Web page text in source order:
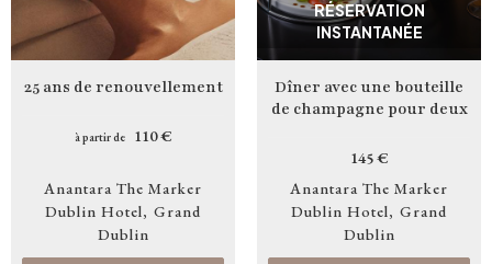
25 ans de renouvellement
à partir de 110 €
Anantara The Marker
Dublin Hotel
Grand
Dublin
RÉSERVATION
INSTANTANÉE
Dîner avec une bouteille
de champagne pour deux
145 €
Anantara The Marker
Dublin Hotel
Grand
Dublin